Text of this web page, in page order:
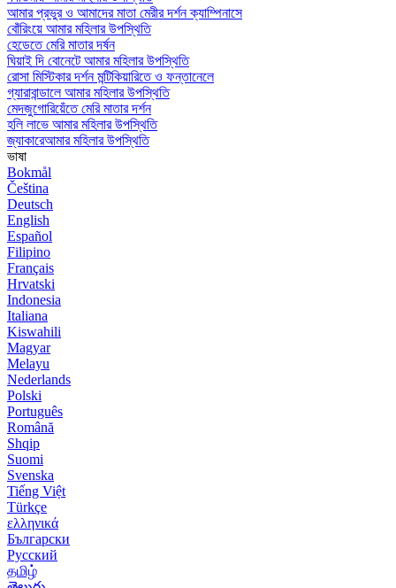
আমার প্রভুর ও আমাদের মাতা মেরীর দর্শন ক্যাম্পিনাসে
বোঁরিংয়ে আমার মহিলার উপস্থিতি
হেডেতে মেরি মাতার দর্ষন
ঘিয়াই দি বোনেটে আমার মহিলার উপস্থিতি
রোসা মিস্টিকার দর্শন মন্টিকিয়ারিতে ও ফন্তানেলে
গ্যারাবান্ডালে আমার মহিলার উপস্থিতি
মেদজুগোরিয়েঁতে মেরি মাতার দর্শন
হলি লাভে আমার মহিলার উপস্থিতি
জ্যাকারেআমার মহিলার উপস্থিতি
ভাষা
Bokmål
Čeština
Deutsch
English
Español
Filipino
Français
Hrvatski
Indonesia
Italiana
Kiswahili
Magyar
Melayu
Nederlands
Polski
Português
Română
Shqip
Suomi
Svenska
Tiếng Việt
Türkçe
ελληνικά
Български
Русский
தமிழ்